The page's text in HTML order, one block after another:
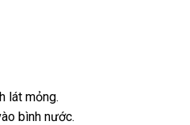
lát mỏng.
bình nước.